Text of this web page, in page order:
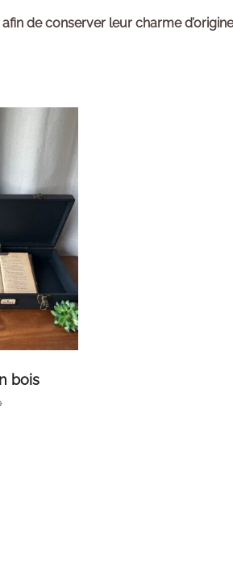
de conserver leur charme
bois